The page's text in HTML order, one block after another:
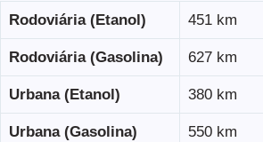
Rodoviária (Etanol) 451 km
Rodoviária (Gasolina) 627 km
Urbana (Etanol) 380 km
Urbana (Gasolina) 550 km